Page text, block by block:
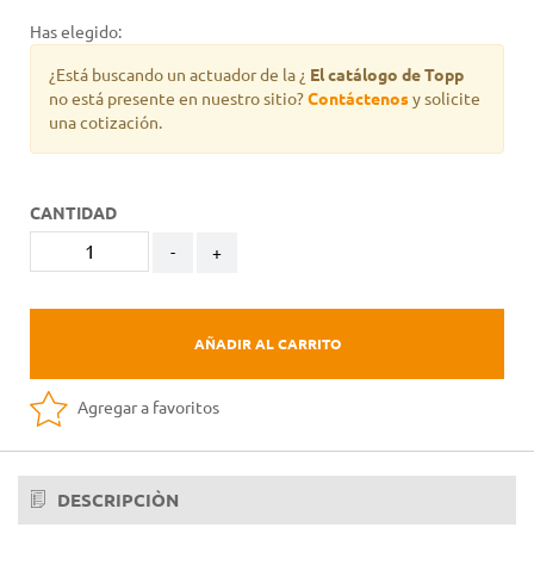
Has elegido:
¿Está buscando un actuador de la ¿ El catálogo de Topp
no está presente en nuestro sitio?Contáctenosy solicite
una cotización.
CANTIDAD
- +
AÑADIR AL CARRITO
Agregar a favoritos
DESCRIPCIÒN